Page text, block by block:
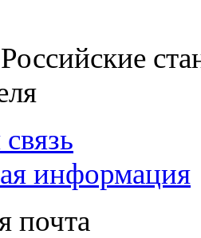
информация
почта